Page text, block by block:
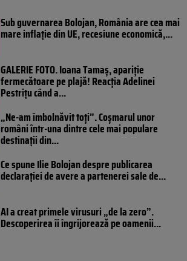
Sub guvernarea Bolojan, România are cea mai
mare inflație din UE, recesiune economică,...
GALERIE FOTO. Ioana Tamaş, apariție
fermecătoare pe plajă! Reacția Adelinei
Pestrițu când a...
„Ne-am îmbolnăvit toți”. Coșmarul unor
români într-una dintre cele mai populare
destinații din...
Ce spune Ilie Bolojan despre publicarea
declarației de avere a partenerei sale de...
AI a creat primele virusuri „de la zero”.
Descoperirea îi îngrijorează pe oamenii...